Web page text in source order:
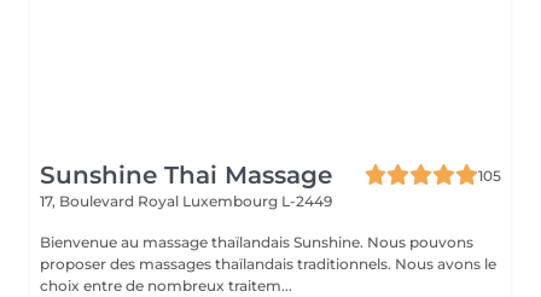
Sunshine Thai Massage
105
17, Boulevard Royal Luxembourg L-2449
Bienvenue au massage thaïlandais Sunshine. Nous pouvons
proposer des massages thaïlandais traditionnels. Nous avons le
choix entre de nombreux traitem...